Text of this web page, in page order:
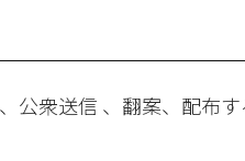
公衆送信 、翻案、配布す